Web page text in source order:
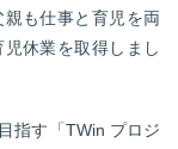
も仕事と育児を両
休業を取得しまし
指す「TWin プロジ